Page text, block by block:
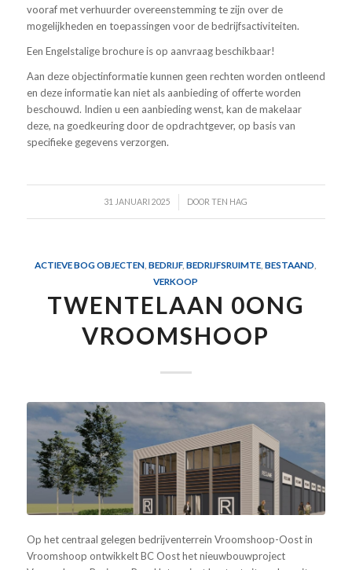
vooraf met verhuurder overeenstemming te zijn over de
mogelijkheden en toepassingen voor de bedrijfsactiviteiten.
Een Engelstalige brochure is op aanvraag beschikbaar!
Aan deze objectinformatie kunnen geen rechten worden ontleend
en deze informatie kan niet als aanbieding of offerte worden
beschouwd. Indien u een aanbieding wenst, kan de makelaar
deze, na goedkeuring door de opdrachtgever, op basis van
specifieke gegevens verzorgen.
31 JANUARI 2025
/ DOORTEN HAG
ACTIEVE BOG OBJECTEN ,BEDRIJF,BEDRIJFSRUIMTE ,BESTAAND
VERKOOP
TWENTELAAN 0ONG
VROOMSHOOP
Op het centraal gelegen bedrijventerrein Vroomshoop-Oost in
Vroomshoop ontwikkelt BC Oost het nieuwbouwproject